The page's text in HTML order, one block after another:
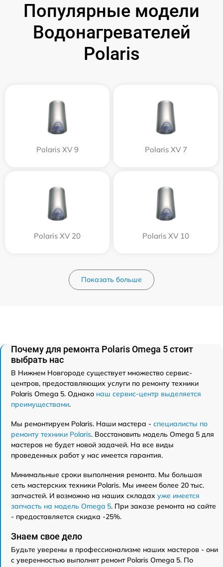
Популярные модели
Водонагревателей
Polaris
Polaris XV 9 Polaris XV 7
Polaris XV 20 Polaris XV 10
Показать больше
Почему для ремонта Polaris Omega 5 стоит
выбрать нас
В Нижнем Новгороде существует множество сервис-
центров, предоставляющих услуги по ремонту техники
Polaris Omega 5. Однако наш сервис-центр выделяется
преимуществами.
Мы ремонтируем Polaris. Наши мастера - специалисты по
ремонту техники Polaris. Восстановить модель Omega 5 для
мастеров не будет новой задачей. На все виды
проведенных работ у нас имеется гарантия.
Минимальные сроки выполнения ремонта. Мы большая
сеть мастерских техники Polaris. Мы имеем более 20 тыс.
запчастей. И возможно на наших складах уже имеется
запчасть на модель Omega 5. При заказе ремонта на сайте
- предоставляется скидка -25%.
Знаем свое дело
Будьте уверены в профессионализме наших мастеров - они
с уверенностью выполнят ремонт Polaris Omega 5. По